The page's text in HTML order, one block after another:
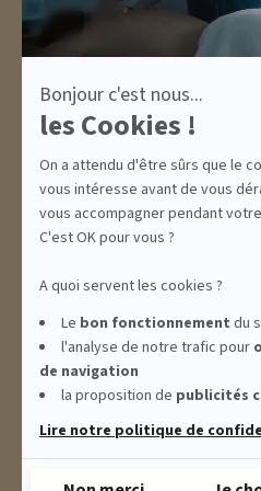
Bonjour c'est nous...
les Cookies !
On a attendu d'être sûrs que le
vous intéresse avant de vous
vous accompagner pendant
C'est OK pour vous ?
A quoi servent les cookies ?
Le bon fonctionnement du
l'analyse de notre trafic pour
de navigation
la proposition de publicités
Lire notre politique de
GOLFE
INCENTIVE
THALASSO SPA LES